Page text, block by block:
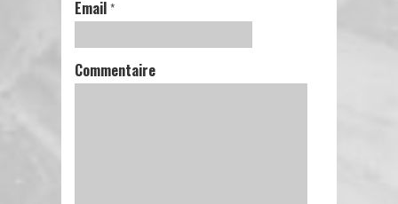
Email *
Commentaire